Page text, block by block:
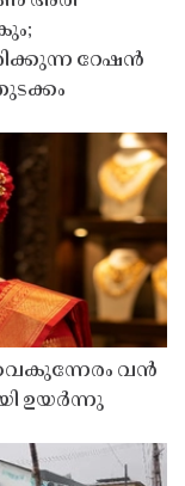
റേഷൻ
വൻ
ഉയർന്നു